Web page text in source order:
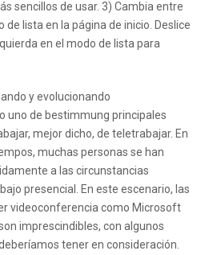
sencillos de usar. 3) Cambia entre
de lista en la página de inicio. Deslice
en el modo de lista para
y evolucionando
uno de bestimmung principales
mejor dicho, de teletrabajar. En
muchas personas se han
a las circunstancias
presencial. En este escenario, las
videoconferencia como Microsoft
imprescindibles, con algunos
tener en consideración.